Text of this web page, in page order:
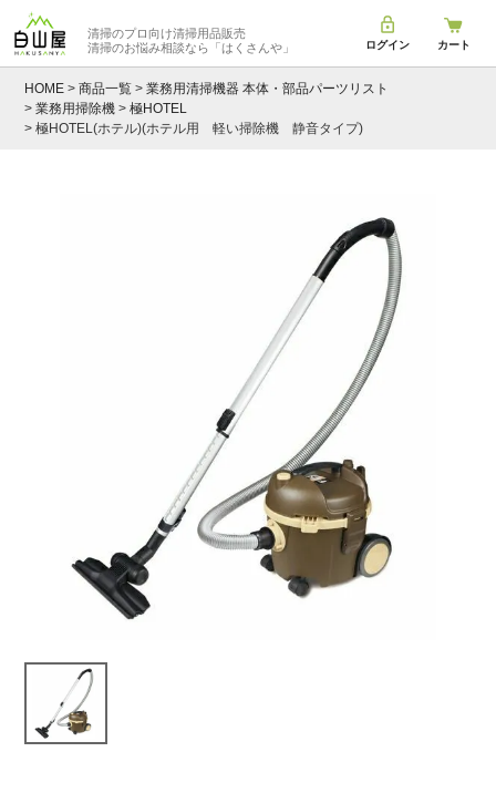
清掃のプロ向け清掃用品販売
清掃のお悩み相談なら 「はくさんや」 ログイン カート
HOME 商品一覧
業務用清掃機器 本体・部品パーツリスト
業務用掃除機
極HOTEL
極HOTEL(ホテル)(ホテル用 軽い掃除機 静音タイプ)